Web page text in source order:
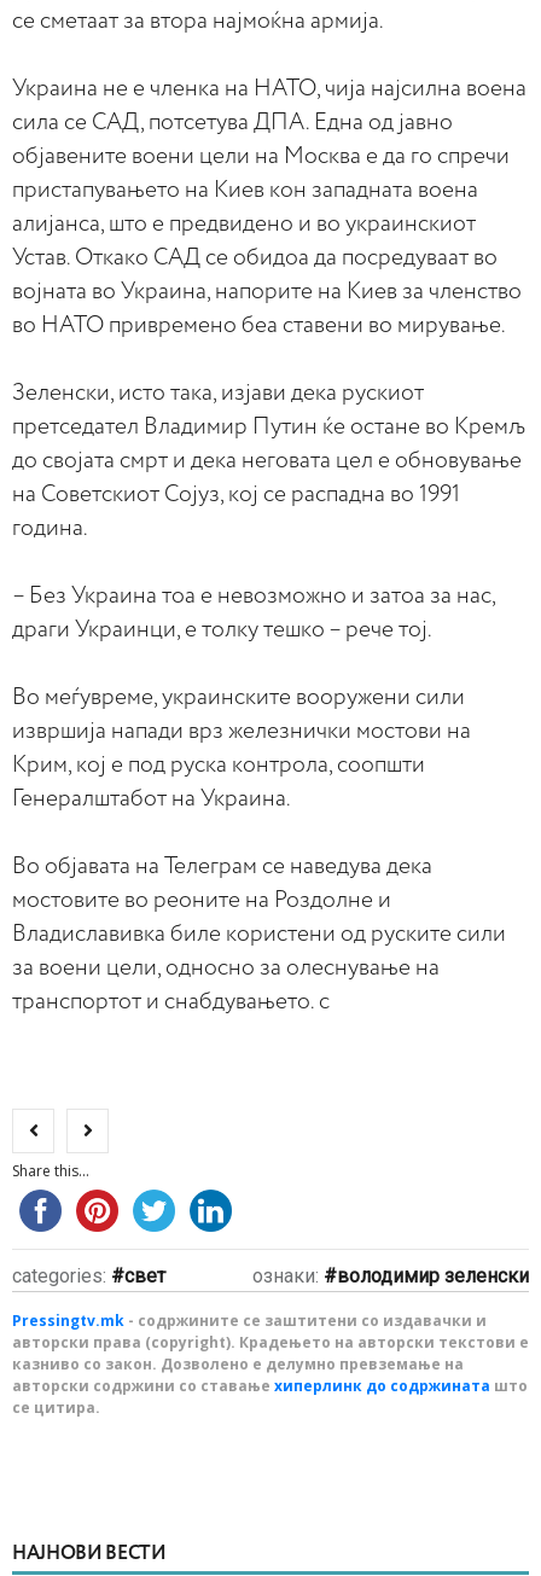
се сметаат за втора најмоќна армија.
Украина не е членка на НАТО, чија најсилна воена
сила се САД, потсетува ДПА. Една од јавно
објавените воени цели на Москва е да го спречи
пристапувањето на Киев кон западната воена
алијанса, што е предвидено и во украинскиот
Устав. Откако САД се обидоа да посредуваат во
војната во Украина, напорите на Киев за членство
во НАТО привремено беа ставени во мирување.
Зеленски, исто така, изјави дека рускиот
претседател Владимир Путин ќе остане во Кремљ
до својата смрт и дека неговата цел е обновување
на Советскиот Сојуз, кој се распадна во 1991
година.
– Без Украина тоа е невозможно и затоа за нас,
драги Украинци, е толку тешко – рече тој.
Во меѓувреме, украинските вооружени сили
извршија напади врз железнички мостови на
Крим, кој е под руска контрола, соопшти
Генералштабот на Украина.
Во објавата на Телеграм се наведува дека
мостовите во реоните на Роздолне и
Владиславивка биле користени од руските сили
за воени цели, односно за олеснување на
транспортот и снабдувањето. с
Share this...
categories: свет ознаки: володимир зеленски
Pressingtv.mk - содржините се заштитени со издавачки и
авторски права (copyright). Крадењето на авторски текстови е
казниво со закон. Дозволено е делумно превземање на
авторски содржини со ставање хиперлинк до содржината што
се цитира.
НАЈНОВИ ВЕСТИ